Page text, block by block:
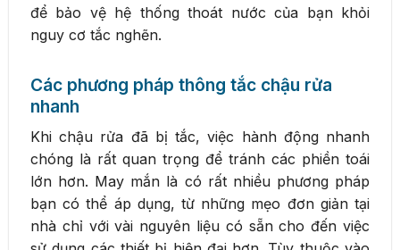
để bảo vệ hệ thống thoát nước của bạn khỏi
nguy cơ tắc nghẽn.
Các phương pháp thông tắc chậu rửa
nhanh
Khi chậu rửa đã bị tắc, việc hành động nhanh
chóng là rất quan trọng để tránh các phiền toái
lớn hơn. May mắn là có rất nhiều phương pháp
bạn có thể áp dụng, từ những mẹo đơn giản tại
nhà chỉ với vài nguyên liệu có sẵn cho đến việc